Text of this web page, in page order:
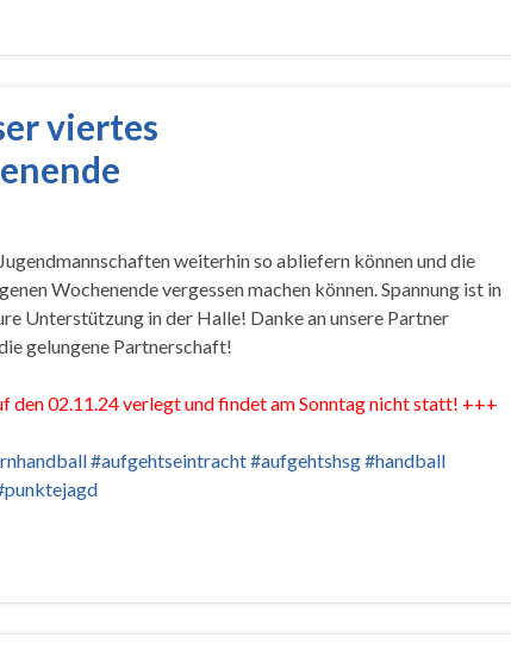
viertes
weiterhin so abliefern können und die
Wochenende vergessen machen können. Spannung ist in
Unterstützung in der Halle! Danke an unsere Partner
gelungene Partnerschaft!
den 02.11.24 verlegt und findet am Sonntag nicht statt! +++
#aufgehtseintracht#aufgehtshsg#handball